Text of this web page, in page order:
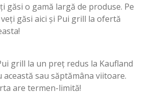
găsi o gamă largă de produse. Pe
găsi aici și Pui grill la ofertă
grill la un preț redus la Kaufland
sau săptămâna viitoare.
are termen-limită!